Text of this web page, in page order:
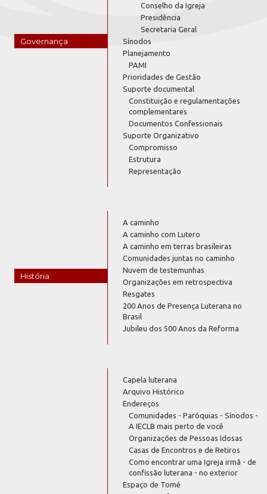
Governança
Conselho da Igreja
Presidência
Secretaria Geral
Sínodos
Planejamento
PAMI
Prioridades de Gestão
Suporte documental
Constituição e regulamentações
complementares
Documentos Confessionais
Suporte Organizativo
Compromisso
Estrutura
Representação
História
A caminho
A caminho com Lutero
A caminho em terras brasileiras
Comunidades juntas no caminho
Nuvem de testemunhas
Organizações em retrospectiva
Resgates
200 Anos de Presença Luterana no
Brasil
Jubileu dos 500 Anos da Reforma
Capela luterana
Arquivo Histórico
Endereços
Comunidades - Paróquias - Sínodos -
A IECLB mais perto de você
Organizações de Pessoas Idosas
Casas de Encontros e de Retiros
Como encontrar uma Igreja irmã - de
confissão luterana - no exterior
Espaço de Tomé